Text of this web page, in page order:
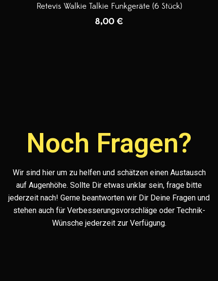
Retevis Walkie Talkie Funkgeräte (6 Stück)
8,00 €
Noch Fragen?
Wir sind hier um zu helfen und schätzen einen Austausch
auf Augenhöhe. Sollte Dir etwas unklar sein, frage bitte
jederzeit nach! Gerne beantworten wir Dir Deine Fragen und
stehen auch für Verbesserungsvorschläge oder Technik-
Wünsche jederzeit zur Verfügung.